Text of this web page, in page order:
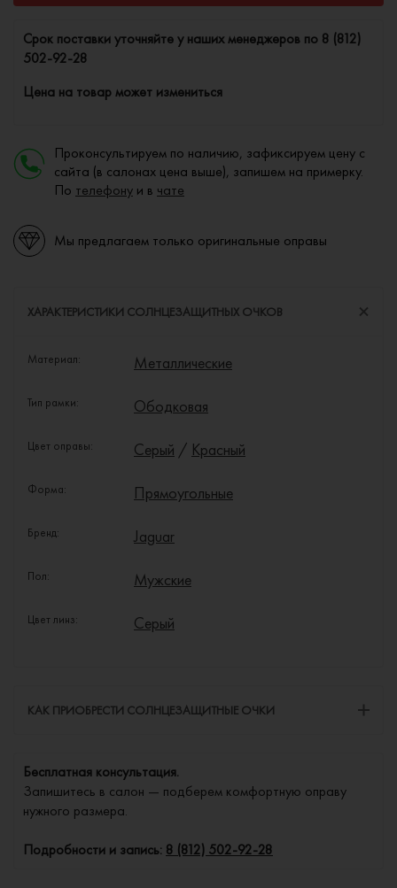
Cрок поставки уточняйте у наших менеджеров по 8 (812)
502-92-28
Цена на товар может измениться
Проконсультируем по наличию, зафиксируем цену с
сайта (в салонах цена выше), запишем на примерку.
По телефону и в чате
Мы предлагаем только оригинальные оправы
ХАРАКТЕРИСТИКИ СОЛНЦЕЗАЩИТНЫХ ОЧКОВ
Материал: Металлические
Тип рамки: Ободковая
Цвет оправы: Серый / Красный
Форма: Прямоугольные
Бренд: Jaguar
Пол: Мужские
Цвет линз: Серый
КАК ПРИОБРЕСТИ СОЛНЦЕЗАЩИТНЫЕ ОЧКИ
Бесплатная консультация.
Запишитесь в салон — подберем комфортную оправу
нужного размера.
Подробности и запись: 8 (812) 502-92-28